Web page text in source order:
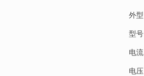
外型
型号
电流
电压